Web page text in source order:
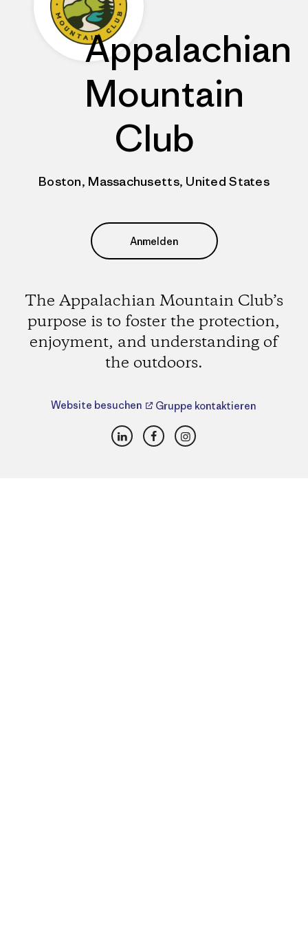
Appalachian
Mountain
Club
Boston, Massachusetts, United States
Anmelden
The Appalachian Mountain Club’s
purpose is to foster the protection,
enjoyment, and understanding of
the outdoors.
Website besuchen Gruppe kontaktieren
LinkedInFacebookInstagram